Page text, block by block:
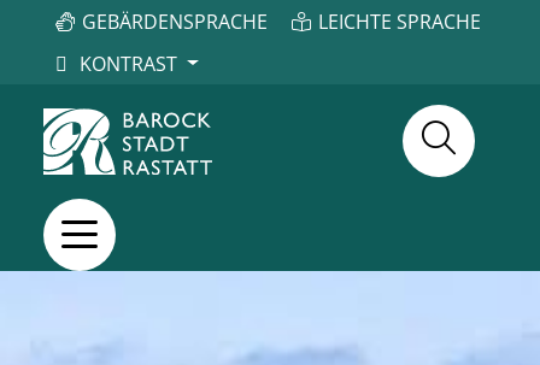
GEBÄRDENSPRACHE
LEICHTE SPRACHE
KONTRAST